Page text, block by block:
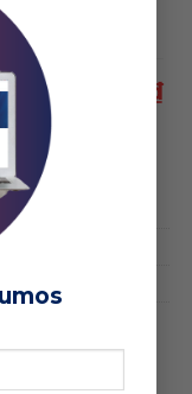
2,100,000 ₫
quantity